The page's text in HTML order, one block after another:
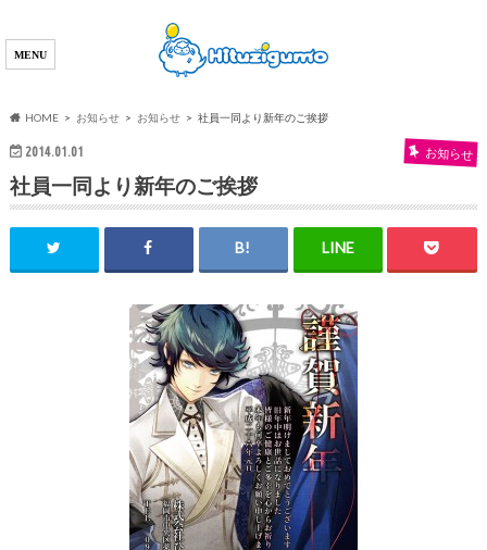
HOME お知らせ お知らせ 社員一同より新年のご挨拶
2014.01.01 お知らせ
社員一同より新年のご挨拶